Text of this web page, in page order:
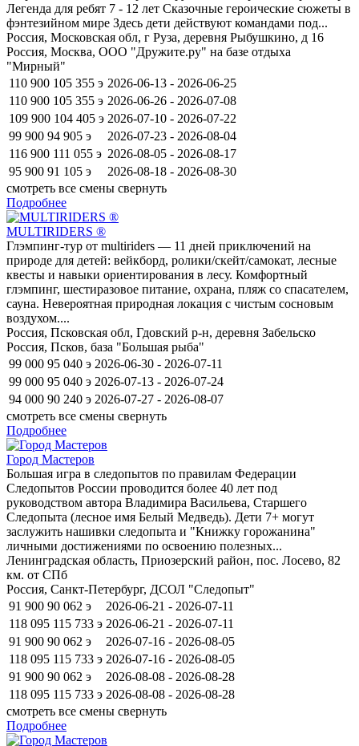
Легенда для ребят 7 - 12 лет Сказочные героические сюжеты в
фэнтезийном мире Здесь дети действуют командами под...
Россия, Московская обл, г Руза, деревня Рыбушкино, д 16
Россия, Москва, ООО "Дружите.ру" на базе отдыха
"Мирный"
110 900 105 355 э 2026-06-13 - 2026-06-25
110 900 105 355 э 2026-06-26 - 2026-07-08
109 900 104 405 э 2026-07-10 - 2026-07-22
99 900 94 905 э
2026-07-23 - 2026-08-04
116 900 111 055 э 2026-08-05 - 2026-08-17
95 900 91 105 э
2026-08-18 - 2026-08-30
смотреть все смены свернуть
Подробнее
MULTIRIDERS ®
Глэмпинг-тур от multiriders — 11 дней приключений на
природе для детей: вейкборд, ролики/скейт/самокат, лесные
квесты и навыки ориентирования в лесу. Комфортный
глэмпинг, шестиразовое питание, охрана, пляж со спасателем,
сауна. Невероятная природная локация с чистым сосновым
воздухом....
Россия, Псковская обл, Гдовский р-н, деревня Забельско
Россия, Псков, база "Большая рыба"
99 000 95 040 э 2026-06-30 - 2026-07-11
99 000 95 040 э 2026-07-13 - 2026-07-24
94 000 90 240 э 2026-07-27 - 2026-08-07
смотреть все смены свернуть
Подробнее
Город Мастеров
Большая игра в следопытов по правилам Федерации
Следопытов России проводится более 40 лет под
руководством автора Владимира Васильева, Старшего
Следопыта (лесное имя Белый Медведь). Дети 7+ могут
заслужить нашивки следопыта и "Книжку горожанина"
личными достижениями по освоению полезных...
Ленинградская область, Приозерский район, пос. Лосево, 82
км. от СПб
Россия, Санкт-Петербург, ДСОЛ "Следопыт"
91 900 90 062 э
2026-06-21 - 2026-07-11
118 095 115 733 э 2026-06-21 - 2026-07-11
91 900 90 062 э
2026-07-16 - 2026-08-05
118 095 115 733 э 2026-07-16 - 2026-08-05
91 900 90 062 э
2026-08-08 - 2026-08-28
118 095 115 733 э 2026-08-08 - 2026-08-28
смотреть все смены свернуть
Подробнее